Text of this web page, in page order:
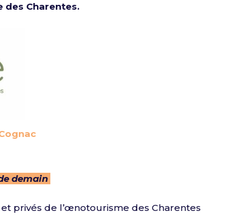
des Charentes.
demain
privés de l’œnotourisme des Charentes